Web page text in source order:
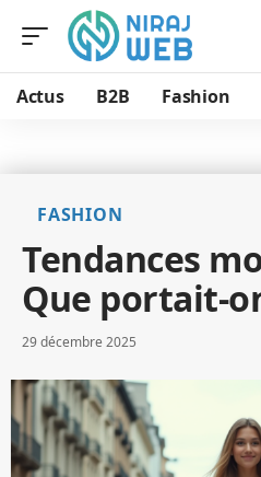
Actus B2B Fashion
FASHION
Tendances
Que portait-
29 décembre 2025